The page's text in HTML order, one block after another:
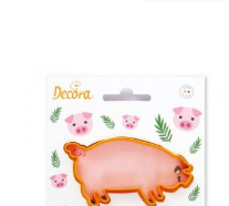
Piparimuotit sopivat hyvin
tehdä leipomispäivästä